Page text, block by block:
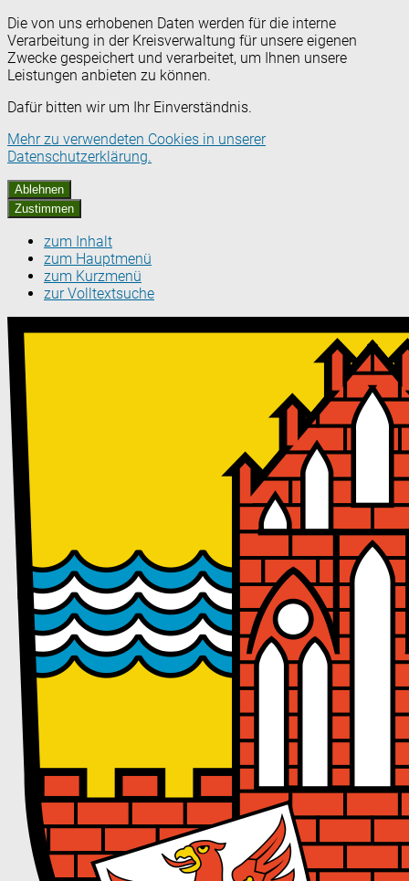
Die von uns erhobenen Daten werden für die interne
Verarbeitung in der Kreisverwaltung für unsere eigenen
Zwecke gespeichert und verarbeitet, um Ihnen unsere
Leistungen anbieten zu können.
Dafür bitten wir um Ihr Einverständnis.
Mehr zu verwendeten Cookies in unserer
Datenschutzerklärung.
Ablehnen
Zustimmen
zum Inhalt
zum Hauptmenü
zum Kurzmenü
zur Volltextsuche